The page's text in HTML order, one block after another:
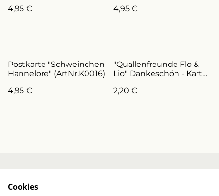
4,95 €
4,95 €
Postkarte "Schweinchen
Hannelore" (ArtNr.K0016)
4,95 €
"Quallenfreunde Flo &
Lio" Dankeschön - Karte
2,20 €
AGB / Impressum
Cookies